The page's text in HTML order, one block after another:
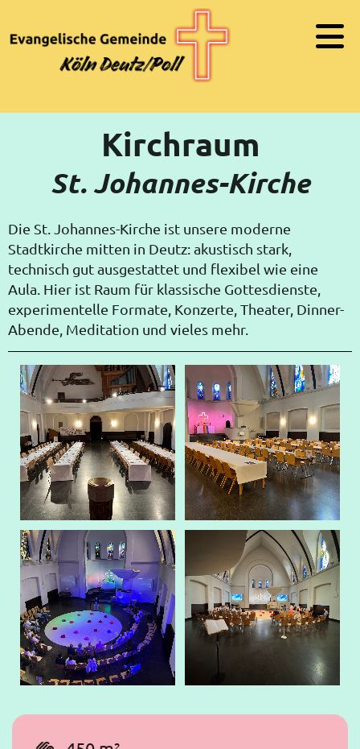
Kirchraum
St. Johannes-Kirche
Die St. Johannes-Kirche ist unsere moderne
Stadtkirche mitten in Deutz: akustisch stark,
technisch gut ausgestattet und flexibel wie eine
Aula. Hier ist Raum für klassische Gottesdienste,
experimentelle Formate, Konzerte, Theater, Dinner-
Abende, Meditation und vieles mehr.